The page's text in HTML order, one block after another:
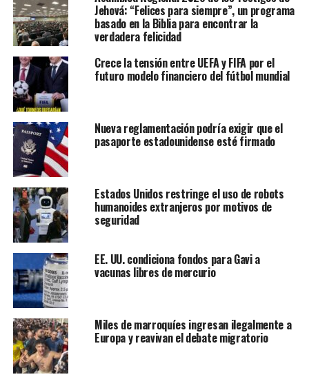
La causa de muerte oficial de Val Kilmer fue una neumonía,
según lo compartido por su hija Mercedes Kilmer (Foto
AP/Charles Sykes, archivo)
Tras conocerse la noticia de su fallecimiento, figuras de la
industria cinematográfica expresaron su pesar y rindieron
homenaje al legado de Kilmer. El actor
describió como “un creativo explosivo, valiente y
desafiante”, mientras que el directorMichael Mann, quien
trabajó con Kilmer enHeat, destacó su capacidad para
encarnar personajes con una intensidad única. “Siempre
me maravilló su rango y la brillante variabilidad dentro de
Jehová: “Felices para siempre”, un programa
basado en la Biblia para encontrar la
verdadera felicidad
Crece la tensión entre UEFA y FIFA por el
futuro modelo financiero del fútbol mundial
Nueva reglamentación podría exigir que el
pasaporte estadounidense esté firmado
Estados Unidos restringe el uso de robots
humanoides extranjeros por motivos de
seguridad
EE. UU. condiciona fondos para Gavi a
vacunas libres de mercurio
Miles de marroquíes ingresan ilegalmente a
Europa y reavivan el debate migratorio